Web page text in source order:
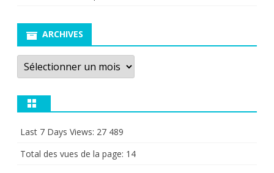
ARCHIVES
Archives
Last 7 Days Views: 27 489
Total des vues de la page: 14